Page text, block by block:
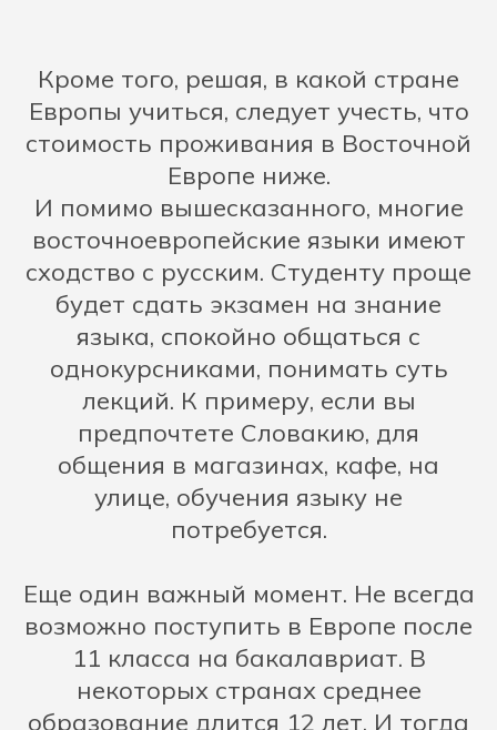
Кроме того, решая, в какой стране
Европы учиться, следует учесть, что
стоимость проживания в Восточной
Европе ниже.
И помимо вышесказанного, многие
восточноевропейские языки имеют
сходство с русским. Студенту проще
будет сдать экзамен на знание
языка, спокойно общаться с
однокурсниками, понимать суть
лекций. К примеру, если вы
предпочтете Словакию, для
общения в магазинах, кафе, на
улице, обучения языку не
потребуется.
Еще один важный момент. Не всегда
возможно поступить в Европе после
11 класса на бакалавриат. В
некоторых странах среднее
образование длится 12 лет. И тогда